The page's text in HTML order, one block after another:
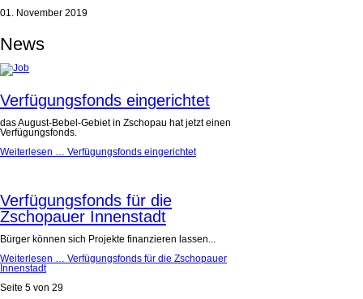
01. November 2019
News
Verfügungsfonds eingerichtet
das August-Bebel-Gebiet in Zschopau hat jetzt einen
Verfügungsfonds.
Weiterlesen … Verfügungsfonds eingerichtet
Verfügungsfonds für die
Zschopauer Innenstadt
Bürger können sich Projekte finanzieren lassen...
Weiterlesen … Verfügungsfonds für die Zschopauer
Innenstadt
Seite 5 von 29